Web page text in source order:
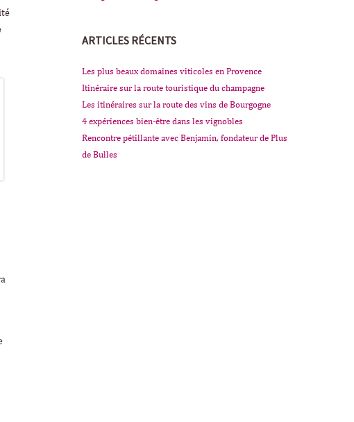
ARTICLES RÉCENTS
Les plus beaux domaines viticoles en Provence
Itinéraire sur la route touristique du champagne
Les itinéraires sur la route des vins de Bourgogne
4 expériences bien-être dans les vignobles
Rencontre pétillante avec Benjamin, fondateur de Plus
de Bulles